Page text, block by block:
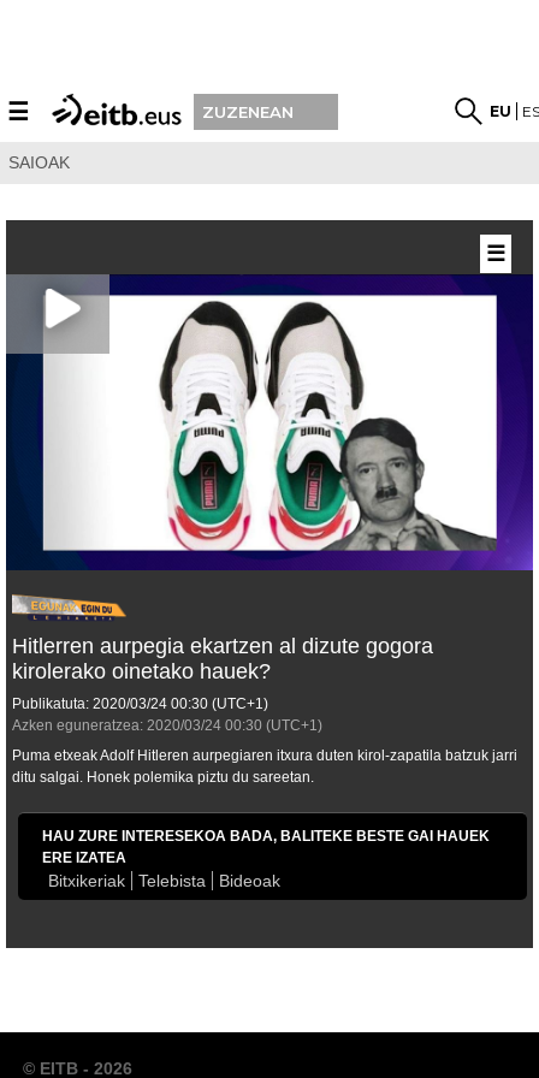
☰ ZUZENEAN EU
SAIOAK
Hitlerren aurpegia ekartzen al dizute gogora
kirolerako oinetako hauek?
Publikatuta: 2020/03/24 00:30 (UTC+1)
Azken eguneratzea: 2020/03/24 00:30 (UTC+1)
Puma etxeak Adolf Hitleren aurpegiaren itxura duten kirol-zapatila batzuk jarri
ditu salgai. Honek polemika piztu du sareetan.
HAU ZURE INTERESEKOA BADA, BALITEKE BESTE GAI HAUEK
ERE IZATEA
Bitxikeriak Telebista Bideoak
☰
© EITB - 2026